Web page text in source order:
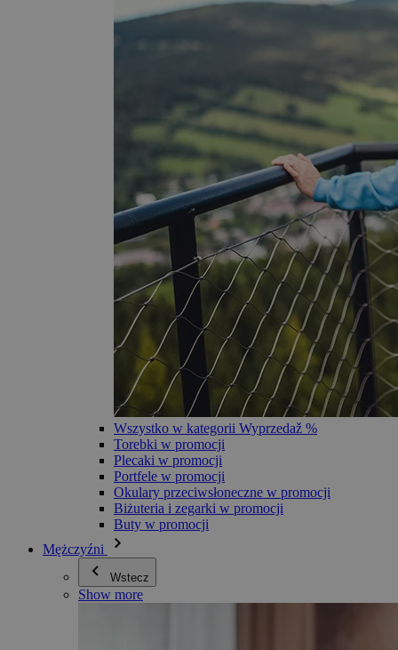
Wszystko w kategorii Wyprzedaž %
Torebki w promocji
Plecaki w promocji
Portfele w promocji
Okulary przeciwsłoneczne w promocji
Biżuteria i zegarki w promocji
Buty w promocji
Mężczyźni
Wstecz
Show more